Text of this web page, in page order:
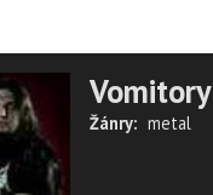
Vomitory
Žánry: metal